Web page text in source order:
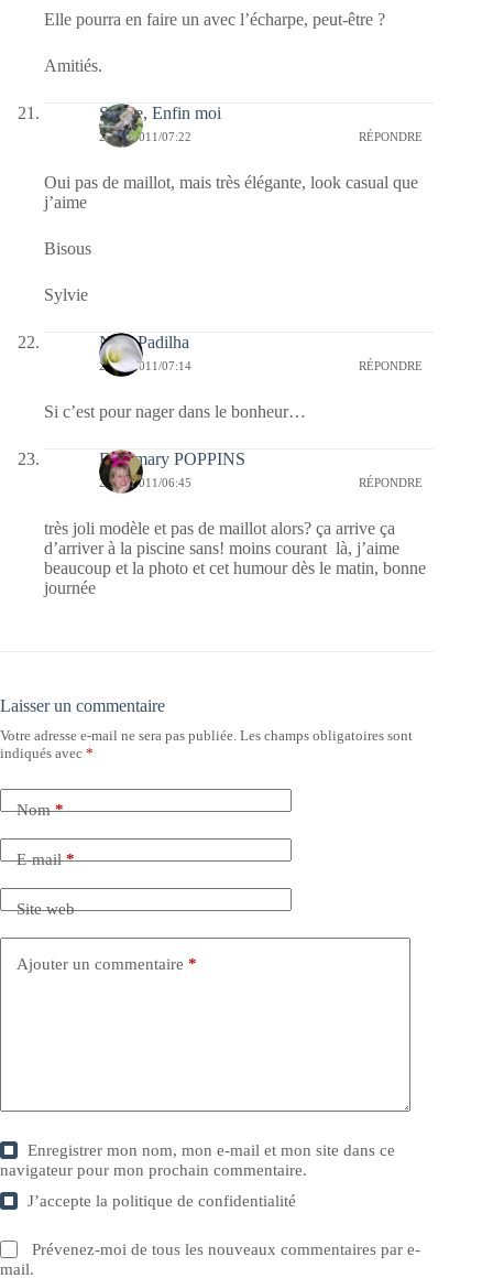
Elle pourra en faire un avec l’écharpe, peut-être ?
Amitiés.
Sylvie, Enfin moi
22/12/2011/07:22 RÉPONDRE
Oui pas de maillot, mais très élégante, look casual que
j’aime
Bisous
Sylvie
Nina Padilha
22/12/2011/07:14 RÉPONDRE
Si c’est pour nager dans le bonheur…
Fabymary POPPINS
22/12/2011/06:45 RÉPONDRE
très joli modèle et pas de maillot alors? ça arrive ça
d’arriver à la piscine sans! moins courant là, j’aime
beaucoup et la photo et cet humour dès le matin, bonne
journée
Laisser un commentaire
Votre adresse e-mail ne sera pas publiée. Les champs obligatoires sont
indiqués avec *
Nom*
E-mail*
Site web
Ajouter un commentaire *
Enregistrer mon nom, mon e-mail et mon site dans ce
navigateur pour mon prochain commentaire.
J’accepte lapolitique de confidentialité
Prévenez-moi de tous les nouveaux commentaires par e-
mail.